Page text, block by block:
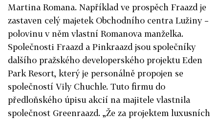
Martina Romana. Například ve prospěch Fraazd je
zastaven celý majetek Obchodního centra Lužiny –
polovinu v něm vlastní Romanova manželka.
Společnosti Fraazd a Pinkraazd jsou společníky
dalšího pražského developerského projektu Eden
Park Resort, který je personálně propojen se
společností Vily Chuchle. Tuto firmu do
předloňského úpisu akcií na majitele vlastnila
společnost Greenraazd. „Že za projektem luxusních